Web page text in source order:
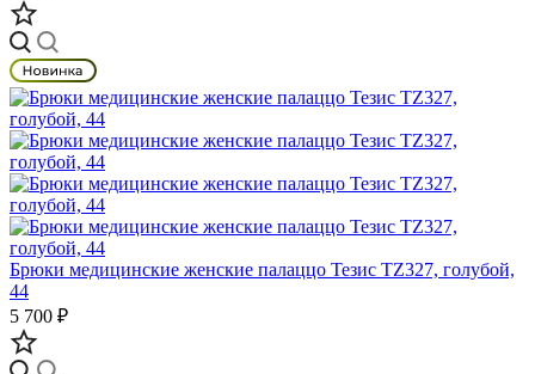
Брюки медицинские женские палаццо Тезис TZ327, голубой,
44
5 700 ₽